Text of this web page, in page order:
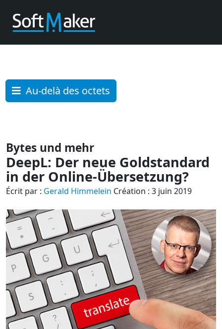
Bytes und mehr
DeepL: Der neue Goldstandard
in der Online-Übersetzung?
Écrit par : Gerald Himmelein Création : 3 juin 2019
Au-delà des octets